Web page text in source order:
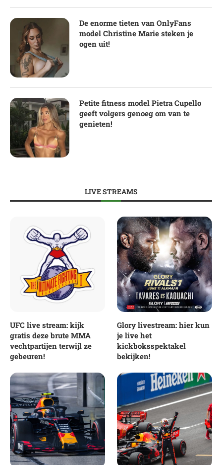
De enorme tieten van OnlyFans
model Christine Marie steken je
ogen uit!
Petite fitness model Pietra Cupello
geeft volgers genoeg om van te
genieten!
LIVE STREAMS
UFC live stream: kijk
gratis deze brute MMA
vechtpartijen terwijl ze
gebeuren!
Glory livestream: hier kun
je live het
kickboksspektakel
bekijken!